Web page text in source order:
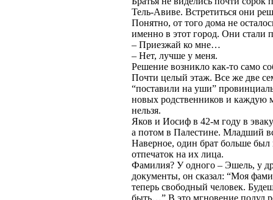
Тель-Авиве. Встретиться они
Понятно, от того дома не
именно в этот город. Они стали
– Приезжай ко мне…
– Нет, лучше у меня.
Решение возникло как-то само
Почти целый этаж. Все же две
“поставили на уши”
новых родственников и каждую
нельзя.
Яков и Иосиф в 42-м году в
а потом в Палестине. Младший
Наверное, один брат больше
отпечаток на их лица.
Фамилия? У одного – Эшель, у
документы, он сказал: “Моя
теперь свободный человек.
быть…” В это мгновение подул